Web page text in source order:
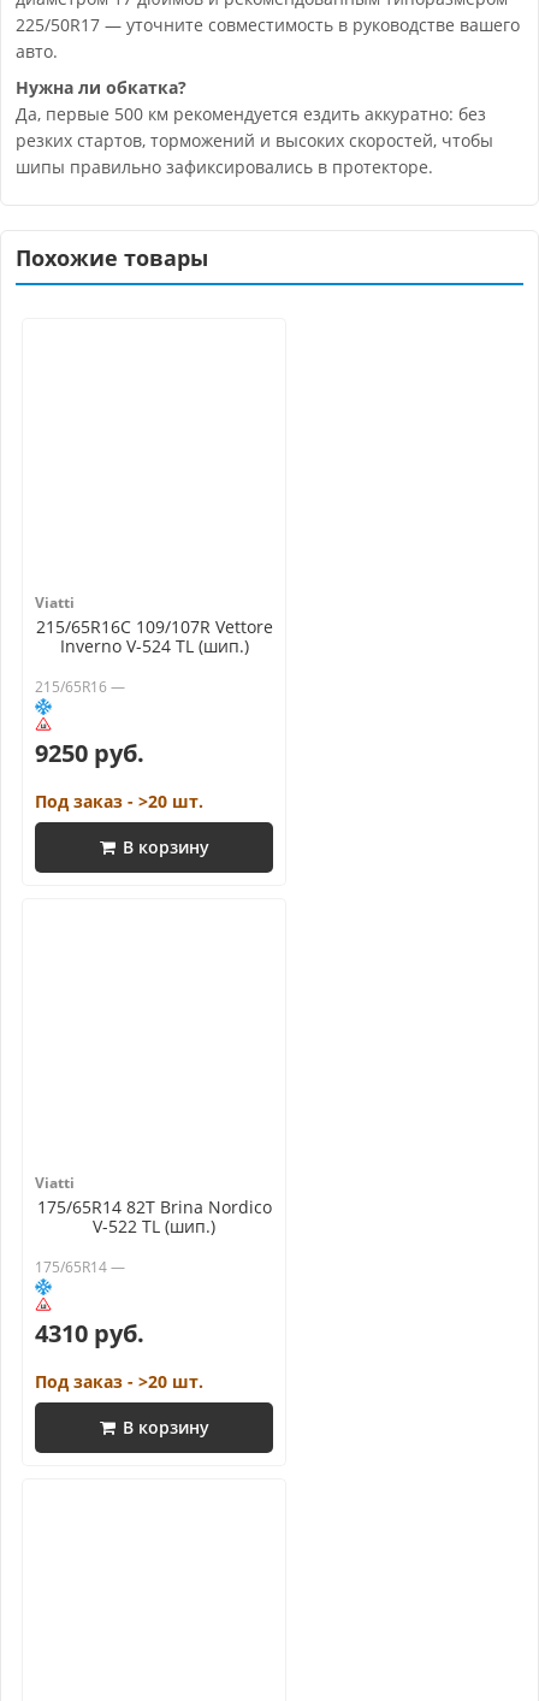
225/50R17 — уточните совместимость в руководстве вашего
авто.
Нужна ли обкатка?
Да, первые 500 км рекомендуется ездить аккуратно: без
резких стартов, торможений и высоких скоростей, чтобы
шипы правильно зафиксировались в протекторе.
Похожие товары
Viatti
215/65R16C 109/107R Vettore
Inverno V-524 TL (шип.)
215/65R16 —
9250 руб.
Под заказ - >20 шт.
В корзину
Viatti
175/65R14 82T Brina Nordico
V-522 TL (шип.)
175/65R14 —
4310 руб.
Под заказ - >20 шт.
В корзину